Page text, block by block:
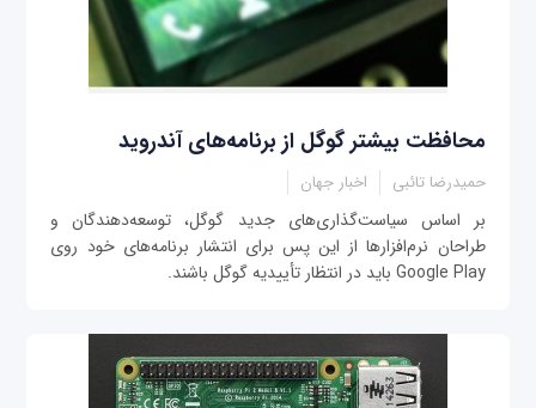
محافظت بیشتر گوگل از برنامه‌های آندروید
حمیدرضا تائبی اخبار جهان
بر اساس سیاست‌گذاری‌های جدید گوگل، توسعه‌دهندگان و
طراحان نرم‌افزارها از این پس برای انتشار برنامه‌های خود روی
Google Play باید در انتظار تأییدیه گوگل باشند.